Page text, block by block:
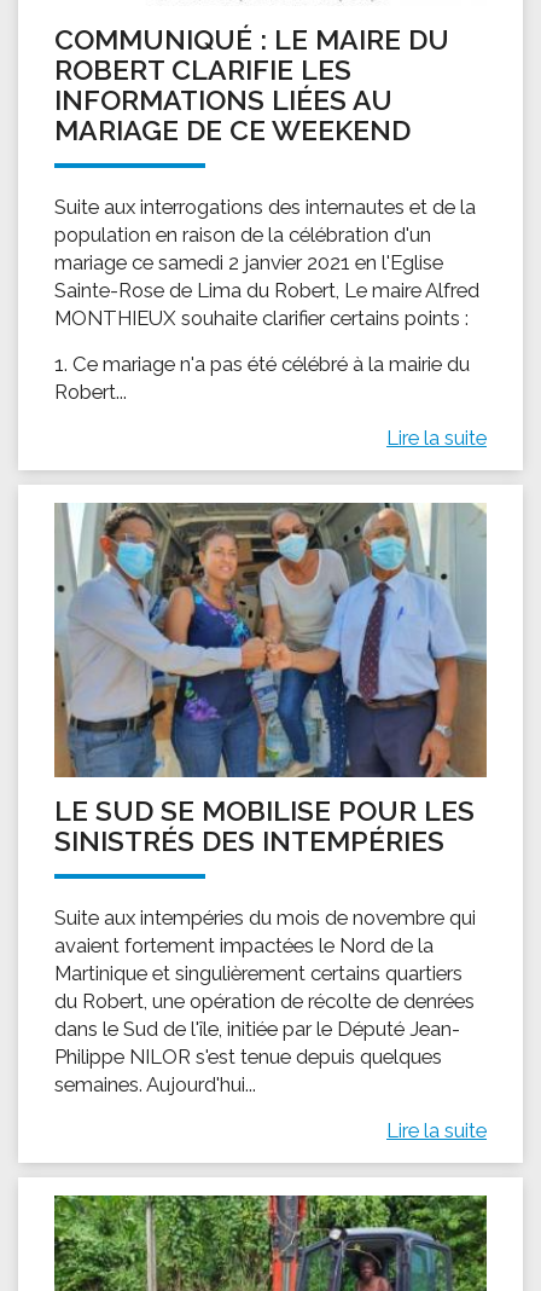
COMMUNIQUÉ : LE MAIRE DU
ROBERT CLARIFIE LES
INFORMATIONS LIÉES AU
MARIAGE DE CE WEEKEND
Suite aux interrogations des internautes et de la
population en raison de la célébration d'un
mariage ce samedi 2 janvier 2021 en l'Eglise
Sainte-Rose de Lima du Robert, Le maire Alfred
MONTHIEUX souhaite clarifier certains points :
1. Ce mariage n'a pas été célébré à la mairie du
Robert...
Lire la suite
LE SUD SE MOBILISE POUR LES
SINISTRÉS DES INTEMPÉRIES
Suite aux intempéries du mois de novembre qui
avaient fortement impactées le Nord de la
Martinique et singulièrement certains quartiers
du Robert, une opération de récolte de denrées
dans le Sud de l'île, initiée par le Député Jean-
Philippe NILOR s'est tenue depuis quelques
semaines. Aujourd'hui...
Lire la suite